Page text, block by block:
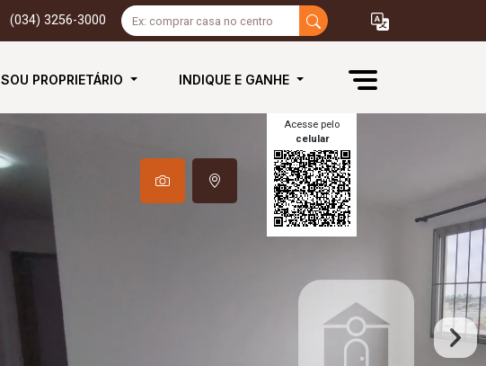
(034) 3256-3000
SOU PROPRIETÁRIO INDIQUE E GANHE
Acesse pelo
celular